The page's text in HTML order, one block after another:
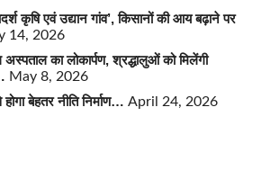
कृषि एवं उद्यान गांव’, किसानों की आय बढ़ाने पर
14, 2026
अस्पताल का लोकार्पण, श्रद्धालुओं को मिलेंगी
May 8, 2026
बेहतर नीति निर्माण… April 24, 2026